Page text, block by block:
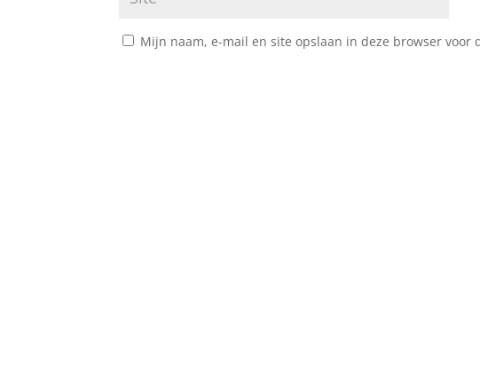
Mijn naam, e-mail en site opslaan in deze browser voor